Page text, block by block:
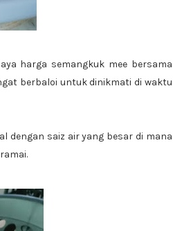
harga semangkuk mee bersama
berbaloi untuk dinikmati di waktu
dengan saiz air yang besar di mana